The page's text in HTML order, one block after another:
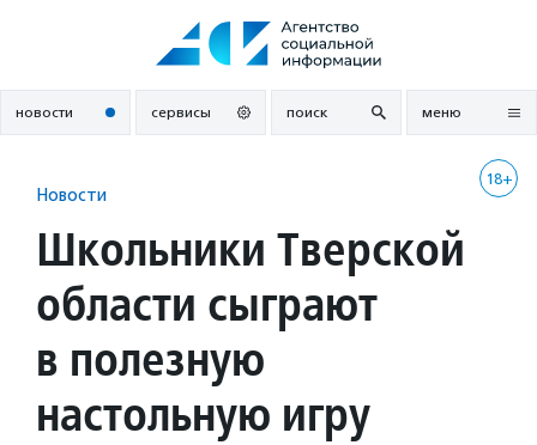
новости сервисы поиск меню
18+
Новости
Школьники Тверской
области сыграют
в полезную
настольную игру